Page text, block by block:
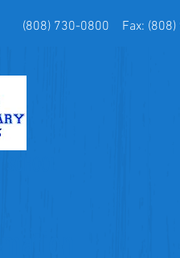
(808) 730-0800 Fax: (808)